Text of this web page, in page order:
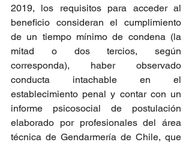
2019, los requisitos para acceder al
beneficio consideran el cumplimiento
de un tiempo mínimo de condena (la
mitad o dos tercios, según
corresponda), haber observado
conducta intachable en el
establecimiento penal y contar con un
informe psicosocial de postulación
elaborado por profesionales del área
técnica de Gendarmería de Chile, que